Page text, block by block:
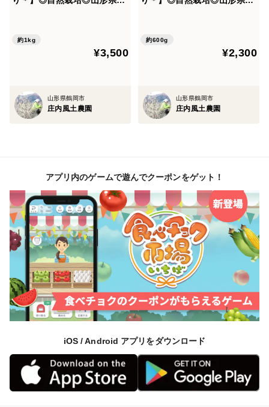
約1kg
¥3,500
山形県鶴岡市
庄内風土農園
約600g
¥2,300
山形県鶴岡市
庄内風土農園
アプリ内のゲームで遊んでクーポンをゲット！
iOS / Android アプリをダウンロード